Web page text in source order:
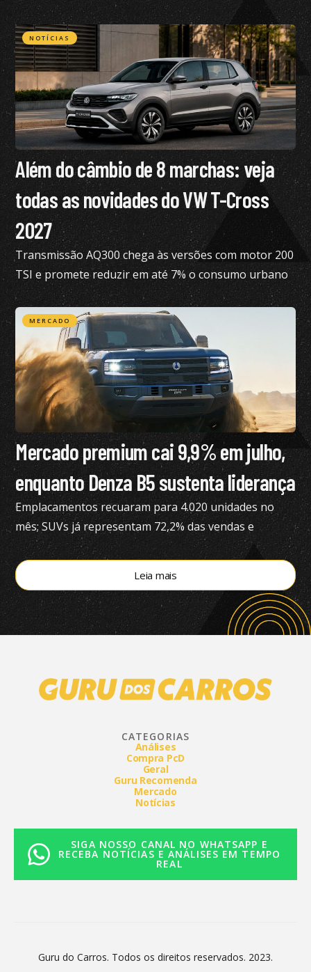
renovado
NOTÍCIAS
Além do câmbio de 8 marchas: veja
todas as novidades do VW T-Cross
2027
Transmissão AQ300 chega às versões com motor 200
TSI e promete reduzir em até 7% o consumo urbano
com gasolina
MERCADO
Mercado premium cai 9,9% em julho,
enquanto Denza B5 sustenta liderança
Emplacamentos recuaram para 4.020 unidades no
mês; SUVs já representam 72,2% das vendas e
modelos eletrificados respondem por 55,4% do
segmento, aponta a Bright Consulting.
Leia mais
CATEGORIAS
Análises
Compra PcD
Geral
Guru Recomenda
Mercado
Notícias
SIGA NOSSO CANAL NO WHATSAPP E
RECEBA NOTÍCIAS E ANÁLISES EM TEMPO
REAL
Guru do Carros. Todos os direitos reservados. 2023.